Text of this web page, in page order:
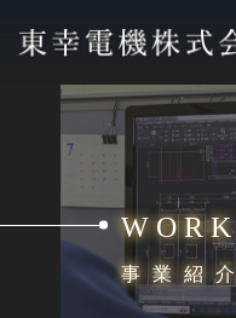
事業紹介